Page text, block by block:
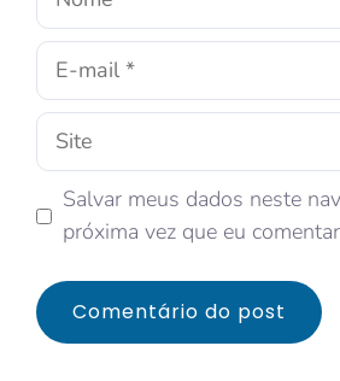
Salvar meus dados neste
próxima vez que eu